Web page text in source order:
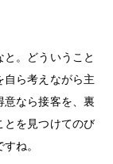
。どういうこと
自ら考えながら主
意なら接客を、裏
とを見つけてのび
ね。